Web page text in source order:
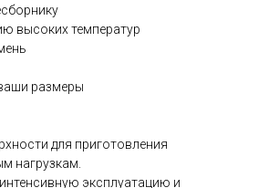
высоких температур
размеры
для приготовления
нагрузкам.
эксплуатацию и